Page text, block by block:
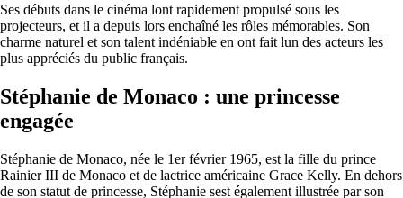
Ses débuts dans le cinéma lont rapidement propulsé sous les
projecteurs, et il a depuis lors enchaîné les rôles mémorables. Son
charme naturel et son talent indéniable en ont fait lun des acteurs les
plus appréciés du public français.
Stéphanie de Monaco : une princesse
engagée
Stéphanie de Monaco, née le 1er février 1965, est la fille du prince
Rainier III de Monaco et de lactrice américaine Grace Kelly. En dehors
de son statut de princesse, Stéphanie sest également illustrée par son